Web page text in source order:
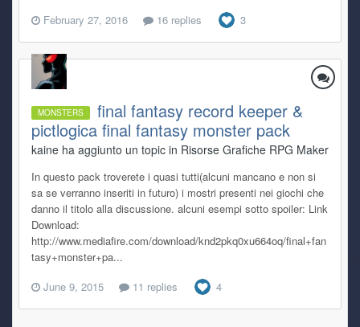
February 27, 2016
16 replies 3
MONSTERS
final fantasy record keeper &
pictlogica final fantasy monster pack
kaine ha aggiunto un topic in Risorse Grafiche RPG Maker
In questo pack troverete i quasi tutti(alcuni mancano e non si
sa se verranno inseriti in futuro) i mostri presenti nei giochi che
danno il titolo alla discussione. alcuni esempi sotto spoiler: Link
Download:
http://www.mediafire.com/download/knd2pkq0xu664oq/final+fan
tasy+monster+pa...
June 9, 2015
11 replies 4